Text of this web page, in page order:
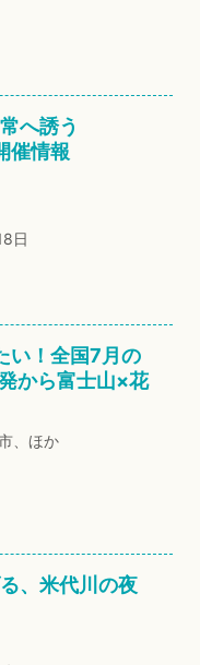
へ誘う
催情報
日
い！全国7月の
から富士山×花
、ほか
、米代川の夜